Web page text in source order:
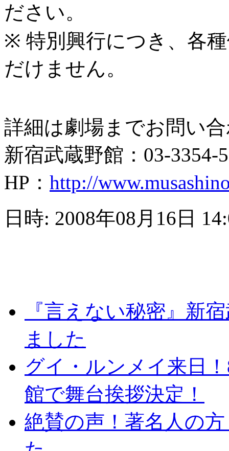
ださい。
※ 特別興行につき、各
だけません。
詳細は劇場までお問い
新宿武蔵野館：03-3354-
HP： http://
日時: 2008年08月16日
『言えない秘密』新
ました
グイ・ルンメイ来日
館で舞台挨拶決定！
絶賛の声！著名人の